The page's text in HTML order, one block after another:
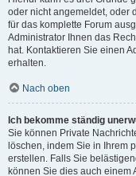
oder nicht angemeldet, oder
für das komplette Forum
Administrator Ihnen das
hat. Kontaktieren Sie einen
erhalten.
Nach oben
Ich bekomme ständig
Sie können Private
löschen, indem Sie in Ihrem
erstellen. Falls Sie
können Sie dies auch einem